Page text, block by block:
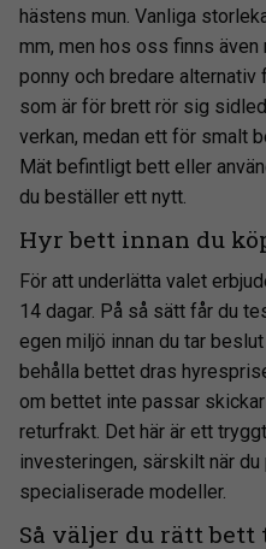
hästens mun. Vanliga
mm, men hos oss finns
ponny och bredare
som är för brett rör sig
verkan, medan ett för smalt
Mät befintligt bett eller
du beställer ett nytt.
Hyr bett innan du
För att underlätta valet
14 dagar. På så sätt får du
egen miljö innan du tar
behålla bettet dras
om bettet inte passar
returfrakt. Det här är ett
investeringen, särskilt när
specialiserade modeller.
Så väljer du rätt